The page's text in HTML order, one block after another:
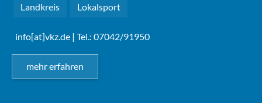
Landkreis Lokalsport
info[at]vkz.de | Tel.: 07042/91950
mehr erfahren